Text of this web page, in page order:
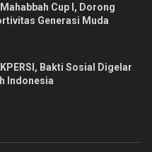
Cup I, Dorong
Generasi Muda
Bakti Sosial Digelar
Indonesia